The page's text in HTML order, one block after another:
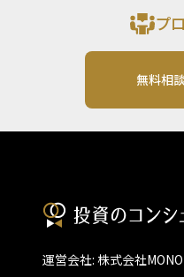
プ
無料相
運営会社: 株式会社